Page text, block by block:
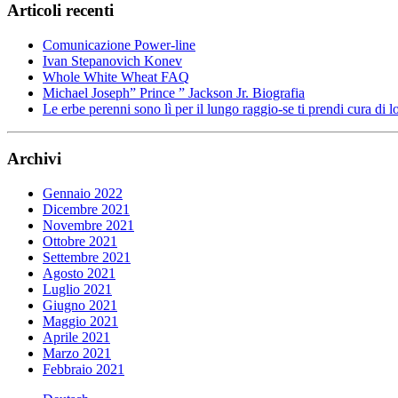
Articoli recenti
Comunicazione Power-line
Ivan Stepanovich Konev
Whole White Wheat FAQ
Michael Joseph” Prince ” Jackson Jr. Biografia
Le erbe perenni sono lì per il lungo raggio-se ti prendi cura di
Archivi
Gennaio 2022
Dicembre 2021
Novembre 2021
Ottobre 2021
Settembre 2021
Agosto 2021
Luglio 2021
Giugno 2021
Maggio 2021
Aprile 2021
Marzo 2021
Febbraio 2021